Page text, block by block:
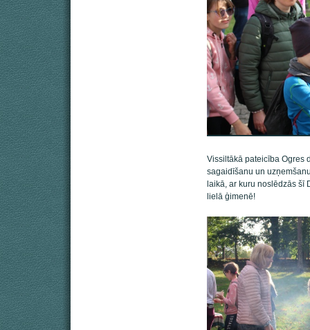
Vissiltākā pateicība Ogres
sagaidīšanu un
laikā, ar kuru noslēdzās šī
lielā ģimenē!